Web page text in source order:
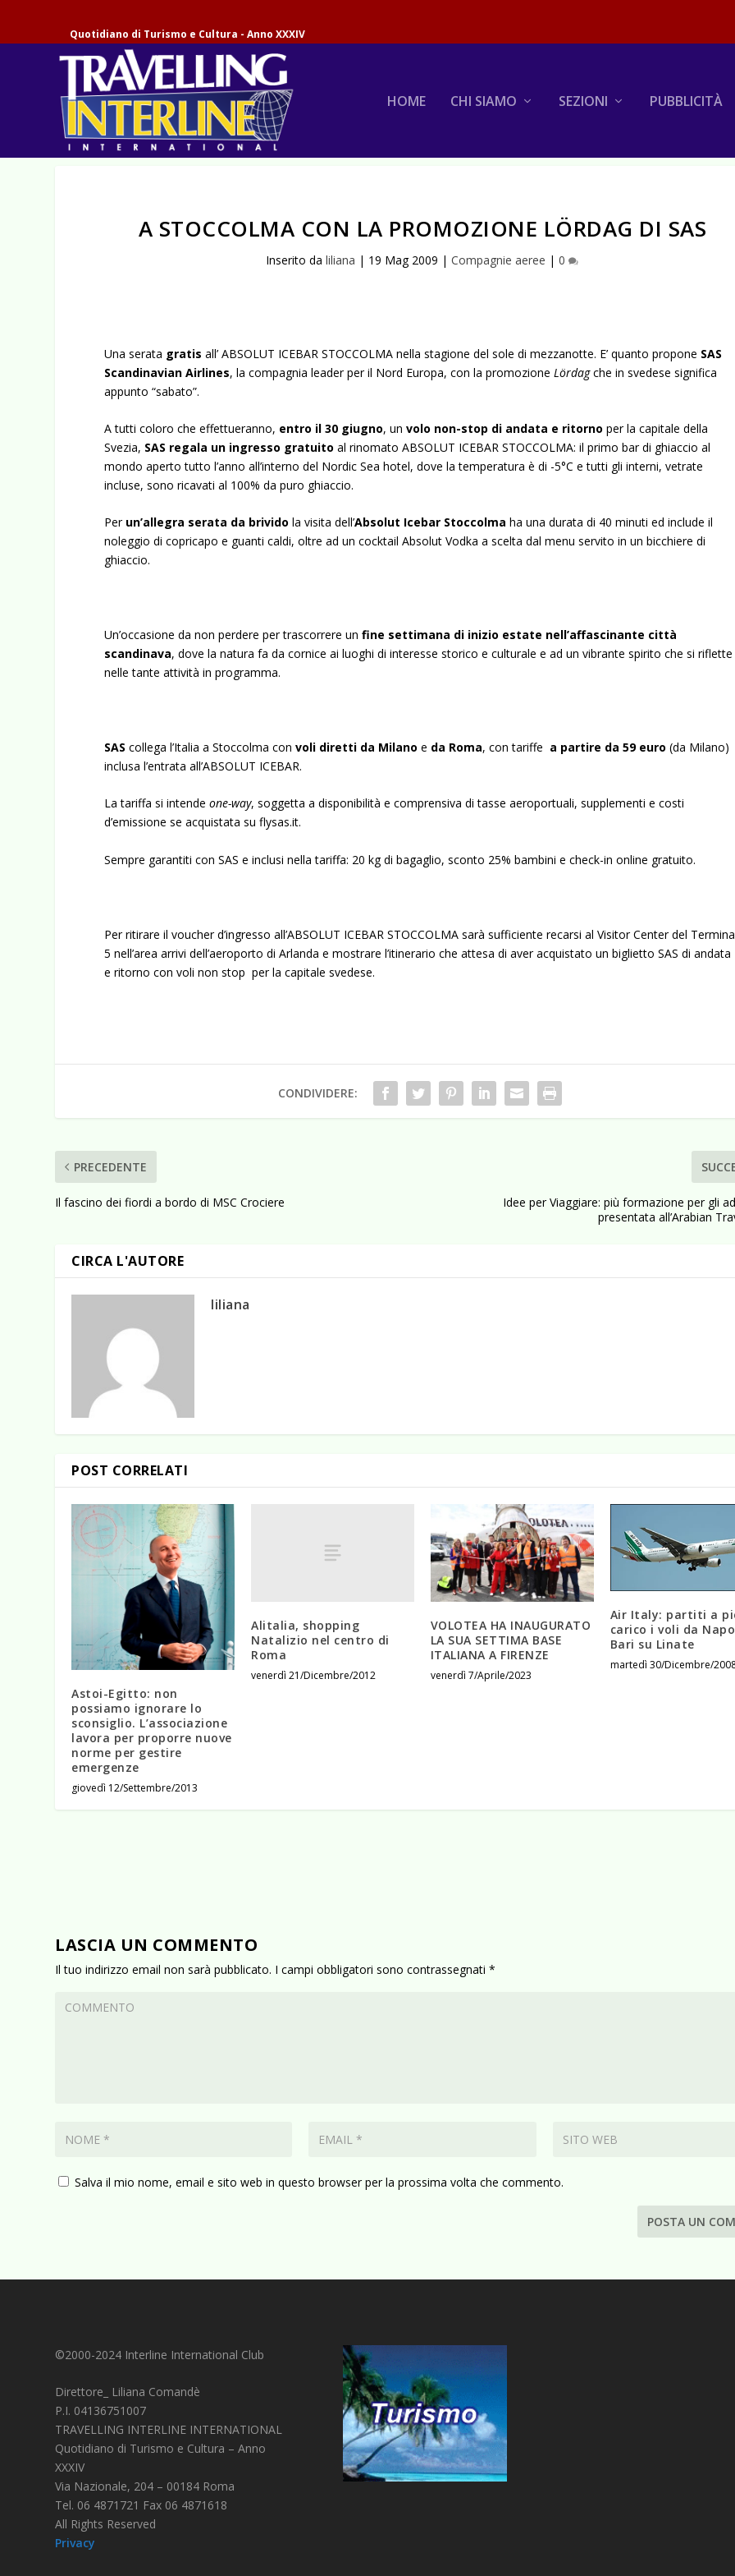
Quotidiano di Turismo e Cultura - Anno XXXIV
HOME CHI SIAMO SEZIONI PUBBLICITÀ
A STOCCOLMA CON LA PROMOZIONE LÖRDAG DI SAS
Inserito daliliana | 19 Mag 2009 |Compagnie aeree |0
Una serata gratisall’ ABSOLUT ICEBAR STOCCOLMA nella stagione del sole di mezzanotte. E’ quanto propone SAS
Scandinavian Airlines, la compagnia leader per il Nord Europa, con la promozione Lördagche in svedese significa
appunto “sabato”.
A tutti coloro che effettueranno, entro il 30 giugno, unvolo non-stop di andata e ritorno per la capitale della
Svezia, SAS regala un ingresso gratuito al rinomato ABSOLUT ICEBAR STOCCOLMA: il primo bar di ghiaccio al
mondo aperto tutto l’anno all’interno del Nordic Sea hotel, dove la temperatura è di -5°C e tutti gli interni, vetrate
incluse, sono ricavati al 100% da puro ghiaccio.
Per un’allegra serata da brivido la visita dell’Absolut Icebar Stoccolma ha una durata di 40 minuti ed include il
noleggio di copricapo e guanti caldi, oltre ad un cocktail Absolut Vodka a scelta dal menu servito in un bicchiere di
ghiaccio.
Un’occasione da non perdere per trascorrere unfine settimana di inizio estate nell’affascinante città
scandinava, dove la natura fa da cornice ai luoghi di interesse storico e culturale e ad un vibrante spirito che si riflette
nelle tante attività in programma.
SAS collega l’Italia a Stoccolma convoli diretti da Milanoe da Roma, con tariffe a partire da 59 euro (da Milano)
inclusa l’entrata all’ABSOLUT ICEBAR.
La tariffa si intendeone-way, soggetta a disponibilità e comprensiva di tasse aeroportuali, supplementi e costi
d’emissione se acquistata su flysas.it.
Sempre garantiti con SAS e inclusi nella tariffa: 20 kg di bagaglio, sconto 25% bambini e check-in online gratuito.
Per ritirare il voucher d’ingresso all’ABSOLUT ICEBAR STOCCOLMA sarà sufficiente recarsi al Visitor Center del
5 nell’area arrivi dell’aeroporto di Arlanda e mostrare l’itinerario che attesa di aver acquistato un biglietto SAS di andata
e ritorno con voli non stop per la capitale svedese.
CONDIVIDERE:
PRECEDENTE
Il fascino dei fiordi a bordo di MSC Crociere
Idee per Viaggiare: più formazione per gli
presentata all’Arabian
CIRCA L'AUTORE
liliana
POST CORRELATI
Astoi-Egitto: non
possiamo ignorare lo
sconsiglio. L’associazione
lavora per proporre nuove
norme per gestire
emergenze
giovedì 12/Settembre/2013
Alitalia, shopping
Natalizio nel centro di
Roma
venerdì 21/Dicembre/2012
VOLOTEA HA INAUGURATO
LA SUA SETTIMA BASE
ITALIANA A FIRENZE
venerdì 7/Aprile/2023
Air Italy: partiti a
carico i voli da
Bari su Linate
martedì 30/Dicembre/
LASCIA UN COMMENTO
Il tuo indirizzo email non sarà pubblicato. I campi obbligatori sono contrassegnati*
Salva il mio nome, email e sito web in questo browser per la prossima volta che commento.
©2000-2024 Interline International Club
Direttore_ Liliana Comandè
P.I. 04136751007
TRAVELLING INTERLINE INTERNATIONAL
Quotidiano di Turismo e Cultura – Anno
XXXIV
Via Nazionale, 204 – 00184 Roma
Tel. 06 4871721 Fax 06 4871618
All Rights Reserved
Privacy